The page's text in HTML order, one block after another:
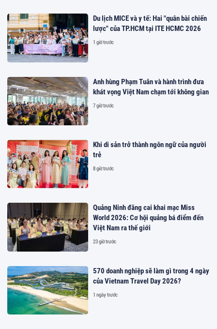
Du lịch MICE và y tế: Hai "quân bài chiến
lược" của TP.HCM tại ITE HCMC 2026
1 giờ trước
Anh hùng Phạm Tuân và hành trình đưa
khát vọng Việt Nam chạm tới không gian
7 giờ trước
Khi di sản trở thành ngôn ngữ của người
trẻ
8 giờ trước
Quảng Ninh đăng cai khai mạc Miss
World 2026: Cơ hội quảng bá điểm đến
Việt Nam ra thế giới
23 giờ trước
570 doanh nghiệp sẽ làm gì trong 4 ngày
của Vietnam Travel Day 2026?
1 ngày trước